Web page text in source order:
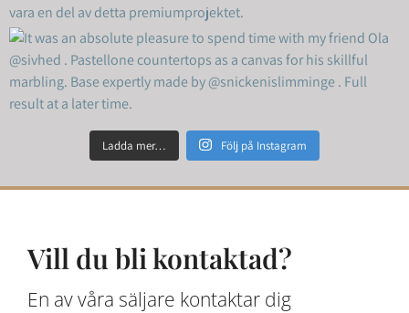
Ladda mer… Följ på Instagram
Vill du bli kontaktad?
En av våra säljare kontaktar dig